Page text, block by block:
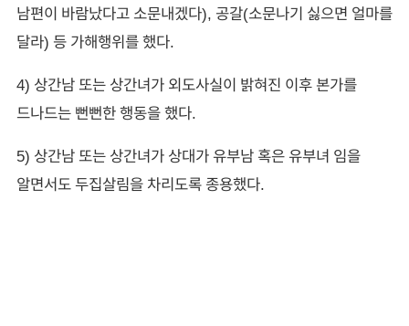
남편이 바람났다고 소문내겠다), 공갈(소문나기 싫으면 얼마를
달라) 등 가해행위를 했다.
4) 상간남 또는 상간녀가 외도사실이 밝혀진 이후 본가를
드나드는 뻔뻔한 행동을 했다.
5) 상간남 또는 상간녀가 상대가 유부남 혹은 유부녀 임을
알면서도 두집살림을 차리도록 종용했다.